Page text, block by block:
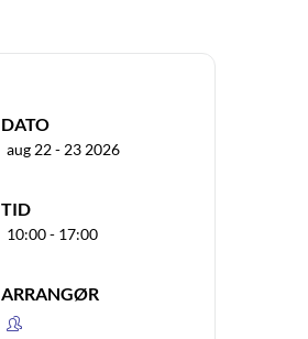
DATO
aug 22 - 23 2026
TID
10:00 - 17:00
ARRANGØR